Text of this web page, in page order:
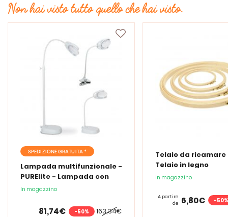
Non hai visto tutto quello che hai visto.
SPEDIZIONE GRATUITA *
Lampada multifunzionale -
PURElite - Lampada con
lente d'ingrandimento
In magazzino
163,34€
81,74€ -50%
Telaio da ricamare
Telaio in legno
In magazzino
A partire
de 6,80€ -50%